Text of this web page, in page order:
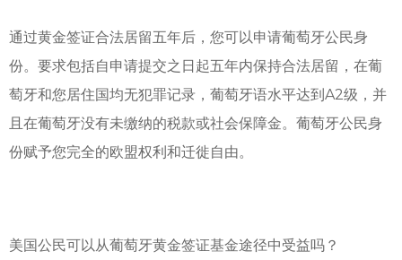
通过黄金签证合法居留五年后，您可以申请葡萄牙公民身
份。要求包括自申请提交之日起五年内保持合法居留，在葡
萄牙和您居住国均无犯罪记录，葡萄牙语水平达到A2级，并
且在葡萄牙没有未缴纳的税款或社会保障金。葡萄牙公民身
份赋予您完全的欧盟权利和迁徙自由。
美国公民可以从葡萄牙黄金签证基金途径中受益吗？